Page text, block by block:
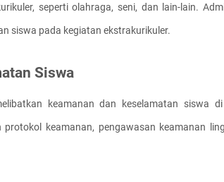
seperti olahraga, seni, dan lain-lain.
siswa pada kegiatan ekstrakurikuler.
Siswa
keamanan dan keselamatan siswa
keamanan, pengawasan keamanan